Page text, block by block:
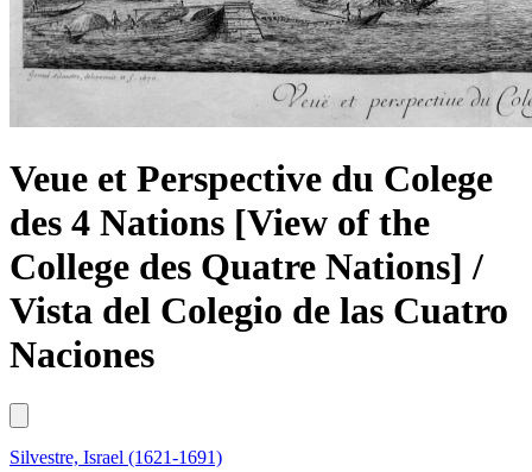
Veue et Perspective du Colege
des 4 Nations [View of the
College des Quatre Nations] /
Vista del Colegio de las Cuatro
Naciones
Silvestre, Israel (1621-1691)